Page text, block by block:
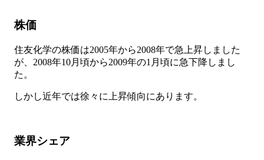
株価
住友化学の株価は2005年から2008年で急上昇しました
が、2008年10月頃から2009年の1月頃に急下降しまし
た。
しかし近年では徐々に上昇傾向にあります。
業界シェア